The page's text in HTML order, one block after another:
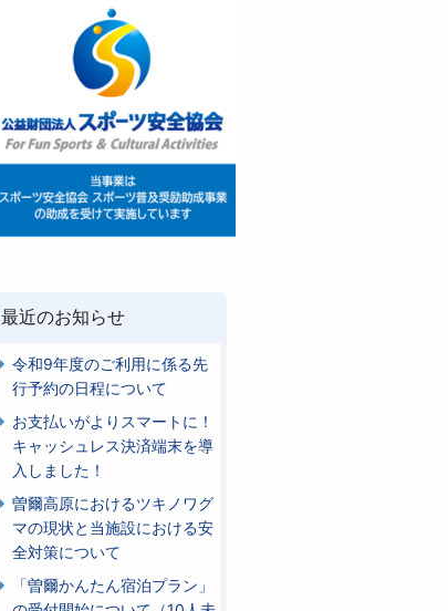
最近のお知らせ
令和9年度のご利用に係る先
行予約の日程について
お支払いがよりスマートに！
キャッシュレス決済端末を導
入しました！
曽爾高原におけるツキノワグ
マの現状と当施設における安
全対策について
「曽爾かんたん宿泊プラン」